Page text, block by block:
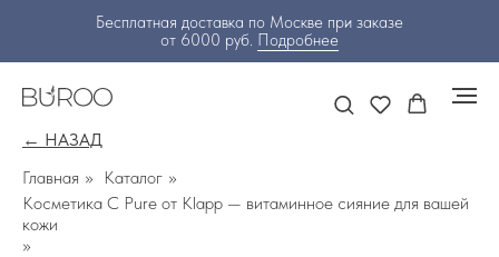
Бесплатная доставка по Москве при заказе
от 6000 руб. Подробнее
← НАЗАД
Главная » Каталог »
Косметика C Pure от Klapp — витаминное сияние для вашей
кожи
»